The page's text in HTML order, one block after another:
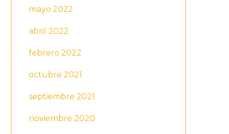
mayo 2022
abril 2022
febrero 2022
octubre 2021
septiembre 2021
noviembre 2020